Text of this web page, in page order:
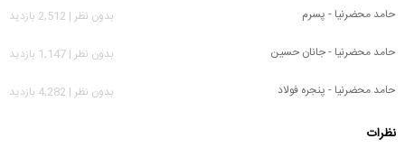
حامد محضرنیا - پسرم
بدون نظر | 2,512 بازدید
حامد محضرنیا - جانان حسین
بدون نظر | 1,147 بازدید
حامد محضرنیا - پنجره فولاد
بدون نظر | 4,282 بازدید
نظرات